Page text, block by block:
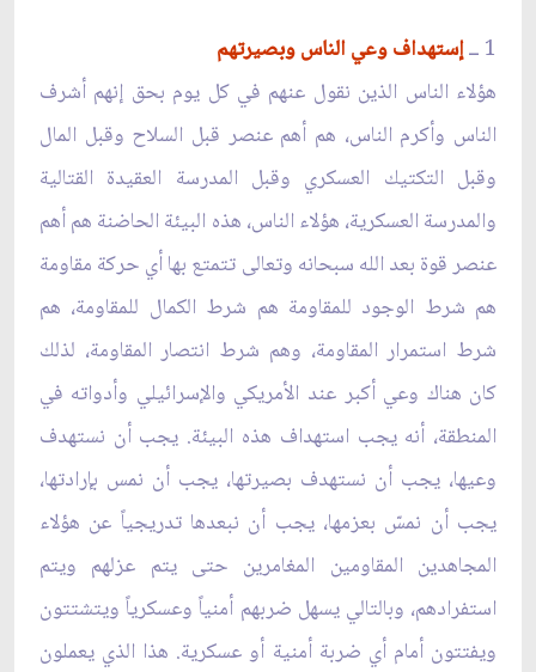
1 ــ إستهداف وعي الناس وبصيرتهم
هؤلاء الناس الذين نقول عنهم في كل يوم بحق إنهم أشرف
الناس وأكرم الناس، هم أهم عنصر قبل السلاح وقبل المال
وقبل التكتيك العسكري وقبل المدرسة العقيدة القتالية
والمدرسة العسكرية، هؤلاء الناس، هذه البيئة الحاضنة هم أهم
عنصر قوة بعد الله سبحانه وتعالى تتمتع بها أي حركة مقاومة
هم شرط الوجود للمقاومة هم شرط الكمال للمقاومة، هم
شرط استمرار المقاومة، وهم شرط انتصار المقاومة، لذلك
كان هناك وعي أكبر عند الأمريكي والإسرائيلي وأدواته في
المنطقة، أنه يجب استهداف هذه البيئة. يجب أن نستهدف
وعيها، يجب أن نستهدف بصيرتها، يجب أن نمس بإرادتها،
يجب أن نمسّ بعزمها، يجب أن نبعدها تدريجياً عن هؤلاء
المجاهدين المقاومين المغامرين حتى يتم عزلهم ويتم
استفرادهم، وبالتالي يسهل ضربهم أمنياً وعسكرياً ويتشتتون
ويفتتون أمام أي ضربة أمنية أو عسكرية. هذا الذي يعملون